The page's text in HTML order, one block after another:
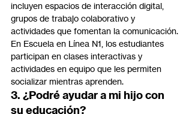
incluyen espacios de interacción digital,
grupos de trabajo colaborativo y
actividades que fomentan la comunicación.
En Escuela en Línea N1, los estudiantes
participan en clases interactivas y
actividades en equipo que les permiten
socializar mientras aprenden.
3. ¿Podré ayudar a mi hijo con
su educación?